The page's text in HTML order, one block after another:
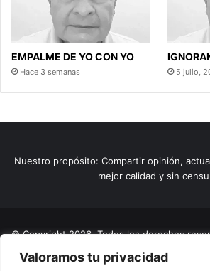
Valoramos tu privacidad
EMPALME DE YO CON YO
Hace 3 semanas 5 julio,
Nuestro propósito: Compartir opinión,
mejor calidad y sin
© Copyright 2026, Todos los derechos
SAS BICNit 901228106